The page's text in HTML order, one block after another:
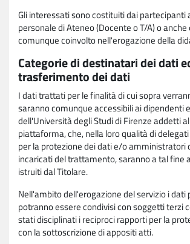
Gli interessati sono costituiti dai partecipanti
personale di Ateneo (Docente o T/A) o
comunque coinvolto nell'erogazione della
Categorie di destinatari dei dati
trasferimento dei dati
I dati trattati per le finalità di cui sopra
saranno comunque accessibili ai dipendenti
dell'Università degli Studi di Firenze addetti
piattaforma, che, nella loro qualità di
per la protezione dei dati e/o amministratori
incaricati del trattamento, saranno a tal fine
istruiti dal Titolare.
Nell'ambito dell'erogazione del servizio i dati
potranno essere condivisi con soggetti terzi
stati disciplinati i reciproci rapporti per la
con la sottoscrizione di appositi atti.